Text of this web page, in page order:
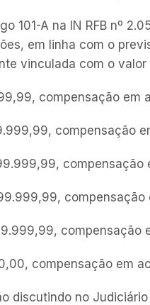
101-A na IN RFB nº
em linha com o
vinculada com o valor
compensação em
compensação
compensação
compensação
compensação
compensação em
discutindo no